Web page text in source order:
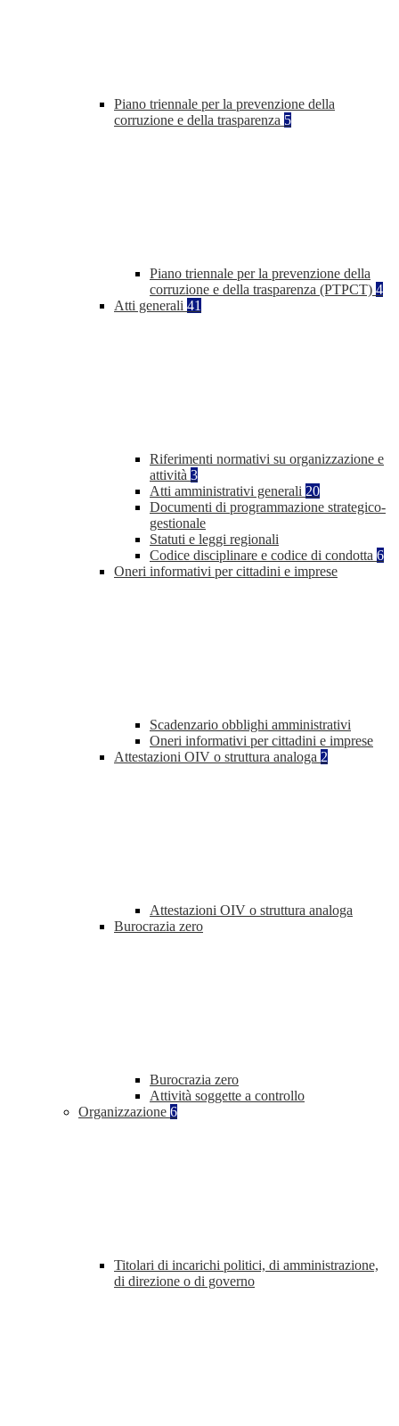
Piano triennale per la prevenzione della
corruzione e della trasparenza 5
Piano triennale per la prevenzione della
corruzione e della trasparenza (PTPCT) 4
Atti generali 41
Riferimenti normativi su organizzazione e
attività 3
Atti amministrativi generali 20
Documenti di programmazione strategico-
gestionale
Statuti e leggi regionali
Codice disciplinare e codice di condotta 6
Oneri informativi per cittadini e imprese
Scadenzario obblighi amministrativi
Oneri informativi per cittadini e imprese
Attestazioni OIV o struttura analoga 2
Attestazioni OIV o struttura analoga
Burocrazia zero
Burocrazia zero
Attività soggette a controllo
Organizzazione 6
Titolari di incarichi politici, di amministrazione,
di direzione o di governo